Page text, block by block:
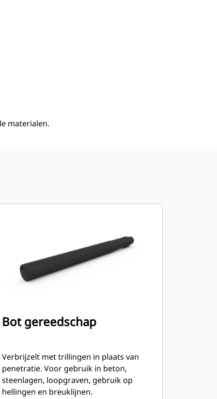
materialen.
Bot gereedschap
Verbrijzelt met trillingen in plaats van
penetratie. Voor gebruik in beton,
steenlagen, loopgraven, gebruik op
hellingen en breuklijnen.